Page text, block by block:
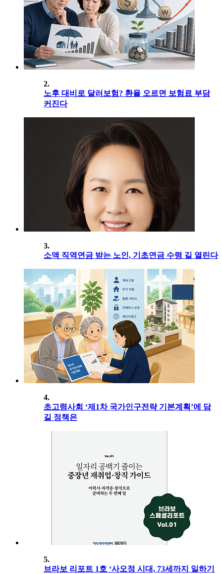
2.
노후 대비로 달러보험? 환율 오르면 보험료 부담
커진다
3.
소액 직역연금 받는 노인, 기초연금 수령 길 열린다
4.
초고령사회 ‘제1차 국가인구전략 기본계획’에 담
길 정책은
5.
브라보 리포트 1호 ‘사오정 시대, 73세까지 일하기